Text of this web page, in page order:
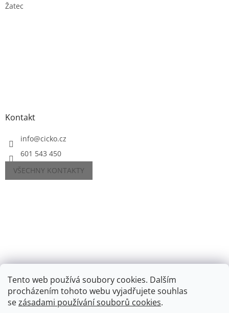
Tento web používá soubory cookies. Dalším
procházením tohoto webu vyjadřujete souhlas
sezásadami používání souborů cookies.
Žatec
Kontakt
info@cicko.cz
601 543 450
VŠECHNY KONTAKTY